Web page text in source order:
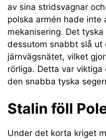
av sina stridsvagnar
polska armén hade inte
mekanisering. Det
dessutom snabbt slå ut
järnvägsnätet, vilket
rörliga. Detta var
den snabba tyska
Stalin föll
Under det korta kriget